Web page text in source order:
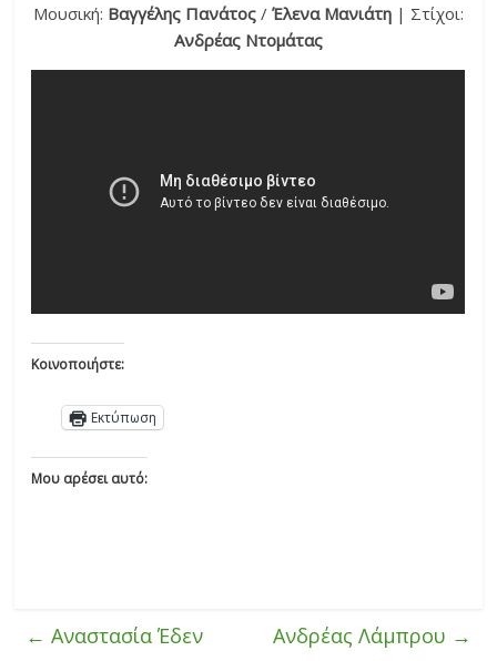
Μουσική: Βαγγέλης Πανάτος /Έλενα Μανιάτη| Στίχοι:
Ανδρέας Ντομάτας
Κοινοποιήστε:
Εκτύπωση
Μου αρέσει αυτό:
← Αναστασία Έδεν Ανδρέας Λάμπρου →